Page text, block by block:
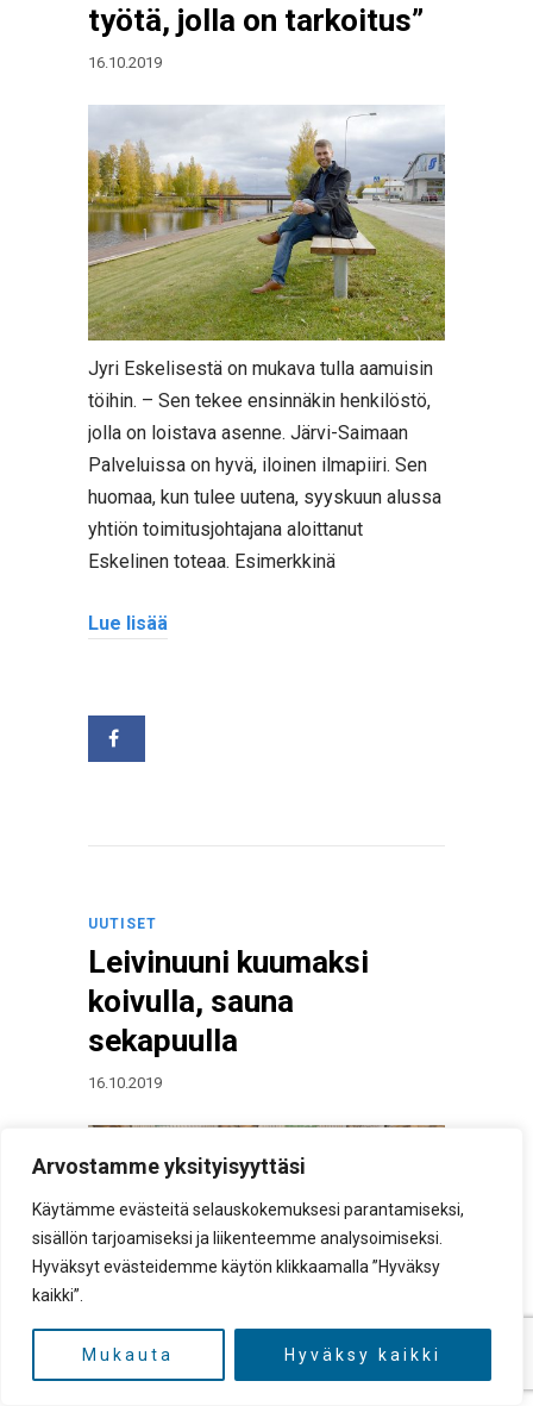
Arvostamme yksityisyyttäsi
Käytämme evästeitä selauskokemuksesi parantamiseksi,
sisällön tarjoamiseksi ja liikenteemme analysoimiseksi.
Hyväksyt evästeidemme käytön klikkaamalla ”Hyväksy
kaikki”.
Mukauta Hyväksy kaikki
työtä, jolla on tarkoitus”
16.10.2019
Jyri Eskelisestä on mukava tulla aamuisin
töihin. – Sen tekee ensinnäkin henkilöstö,
jolla on loistava asenne. Järvi-Saimaan
Palveluissa on hyvä, iloinen ilmapiiri. Sen
huomaa, kun tulee uutena, syyskuun alussa
yhtiön toimitusjohtajana aloittanut
Eskelinen toteaa. Esimerkkinä
Lue lisää
UUTISET
Leivinuuni kuumaksi
koivulla, sauna
sekapuulla
16.10.2019
Kotimaisista puulajeista lämpöarvoltaan